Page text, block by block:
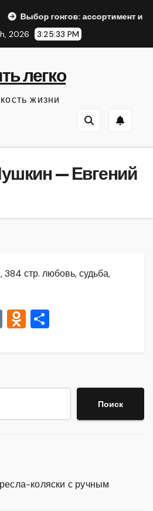
ассортимент и
2026
3:25:34 PM
легко
жизни
— Евгений
384 стр. любовь, судьба,
V O
kl
a
в
и Поиск
коляски с ручным